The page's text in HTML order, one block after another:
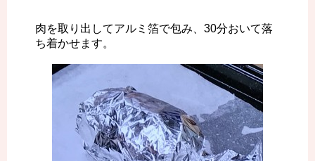
肉を取り出してアルミ箔で包み、30分おいて落
ち着かせます。